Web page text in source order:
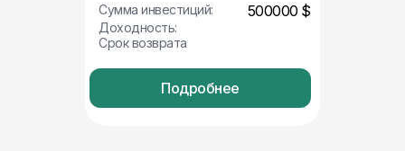
Сумма инвестиций: 500000 $
Доходность:
Срок возврата
Подробнее